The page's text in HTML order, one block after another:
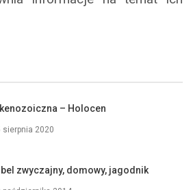
– Holocen
sierpnia 2020
zwyczajny, domowy, jagodnik